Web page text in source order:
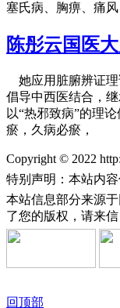
塞氏病、胸痹、痛
陈彤云国医
她应用脏腑辨证理
倡导中西医结合，
以“热邪致病”的理
瘀，久病必瘀，
Copyright © 2022
特别声明：本站内
本站信息部分来源
了您的版权，请来信
回顶部